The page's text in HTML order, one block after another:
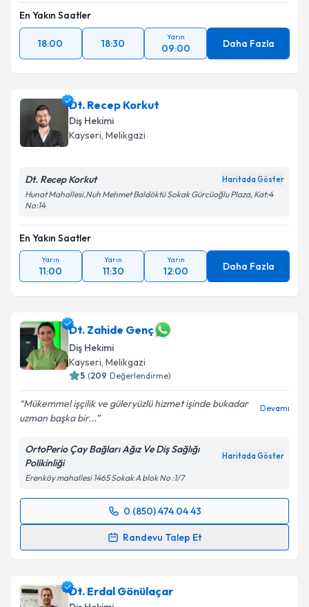
En Yakın Saatler
18:00 18:30
Yarın
09:00 Daha Fazla
Dt. Recep Korkut
Diş Hekimi
Kayseri, Melikgazi
Dt. Recep Korkut Haritada Göster
Hunat Mahallesi,Nuh Mehmet Baldöktü Sokak Gürcüoğlu Plaza, Kat:4
No:14
En Yakın Saatler
Yarın
11:00
Yarın
11:30
Yarın
12:00 Daha Fazla
Dt. Zahide Genç
Diş Hekimi
Kayseri, Melikgazi
5 (209 Değerlendirme)
Mükemmel işçilik ve güleryüzlü hizmet işinde bukadar
uzman başka bir...
Devamı
OrtoPerio Çay Bağları Ağız Ve Diş Sağlığı
Polikinliği
Haritada Göster
Erenköy mahallesi 1465 Sokak A blok No :1/7
0 (850) 474 04 43
Randevu Talep Et
Randevu Takvimi Talebi
takvim hazırlandığında e-posta ile bilgilendireceğiz.
Dt. Erdal Gönülaçar